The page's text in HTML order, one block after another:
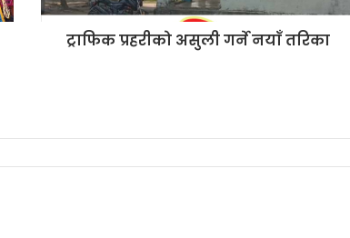
ट्राफिक प्रहरीको असुली गर्ने नयाँ तरिका